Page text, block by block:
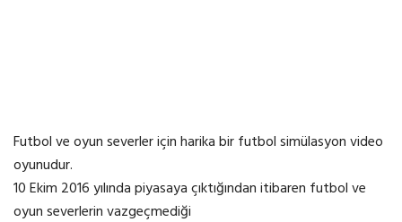
Futbol ve oyun severler için harika bir futbol simülasyon video
oyunudur.
10 Ekim 2016 yılında piyasaya çıktığından itibaren futbol ve
oyun severlerin vazgeçmediği